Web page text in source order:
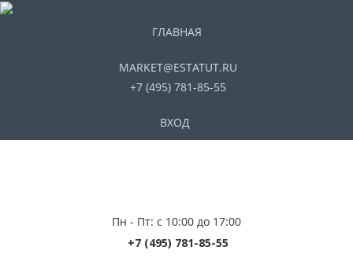
ГЛАВНАЯ
MARKET@ESTATUT.RU
+7 (495) 781-85-55
ВХОД
Пн - Пт: с 10:00 до 17:00
+7 (495) 781-85-55